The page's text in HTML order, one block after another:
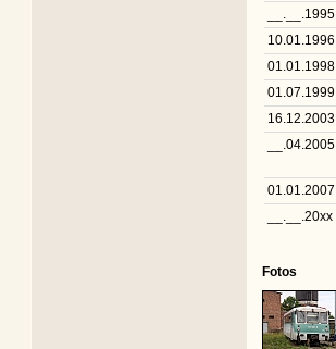
__.__.1995
10.01.1996
01.01.1998
01.07.1999
16.12.2003
__.04.2005
01.01.2007
__.__.20xx
Fotos